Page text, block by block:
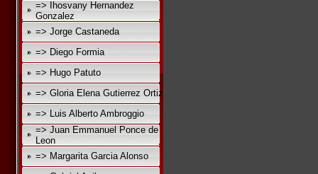
=> Ihosvany Hernandez
Gonzalez
=> Jorge Castaneda
=> Diego Formia
=> Hugo Patuto
=> Gloria Elena Gutierrez Ortiz
=> Luis Alberto Ambroggio
=> Juan Emmanuel Ponce de
Leon
=> Margarita Garcia Alonso